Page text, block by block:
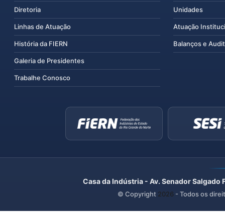
Diretoria
Linhas de Atuação
História da FIERN
Galeria de Presidentes
Trabalhe Conosco
Unidades
Atuação
Balanços e
Casa da Indústria - Av. Senador
© Copyright 2026 - Todos os